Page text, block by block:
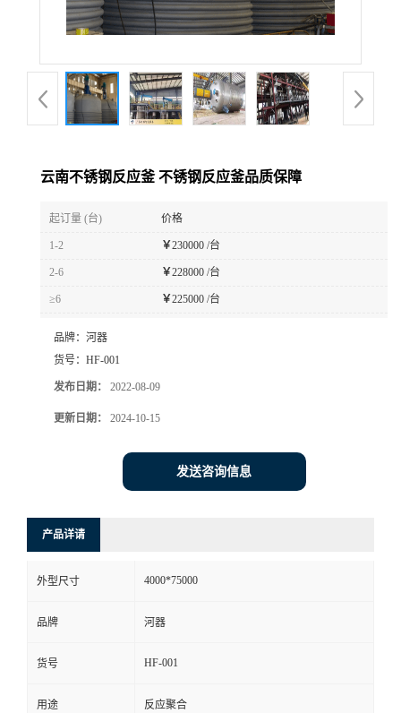
厅
式
在
线
云南不锈钢反应釜 不锈钢反应釜品质保障
起订量 (台) 价格
1-2 ￥230000 /台
2-6 ￥228000 /台
≥6 ￥225000 /台
品牌： 河器
货号： HF-001
发布日期： 2022-08-09
更新日期： 2024-10-15
发送咨询信息
产品详请
外型尺寸 4000*75000
品牌 河器
货号 HF-001
用途 反应聚合